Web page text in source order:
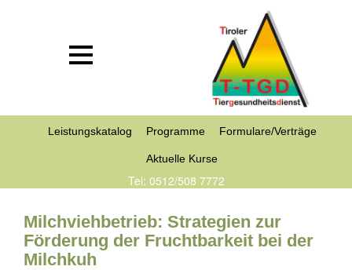
Leistungskatalog Programme Formulare/Verträge
Aktuelle Kurse
Tel: 0512/508 7772
Milchviehbetrieb: Strategien zur
Förderung der Fruchtbarkeit bei der
Milchkuh